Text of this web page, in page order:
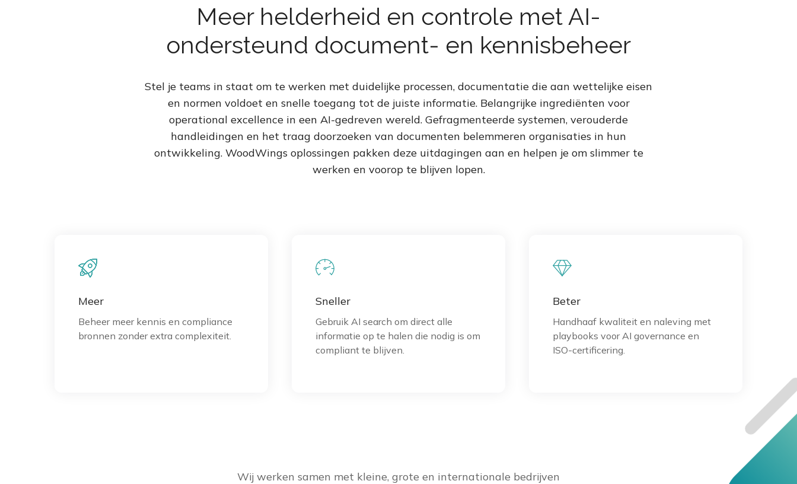
Meer helderheid en controle met AI-
ondersteund document- en kennisbeheer
Stel je teams in staat om te werken met duidelijke processen, documentatie die aan wettelijke eisen
en normen voldoet en snelle toegang tot de juiste informatie. Belangrijke ingrediënten voor
operational excellence in een AI-gedreven wereld. Gefragmenteerde systemen, verouderde
handleidingen en het traag doorzoeken van documenten belemmeren organisaties in hun
ontwikkeling. WoodWings oplossingen pakken deze uitdagingen aan en helpen je om slimmer te
werken en voorop te blijven lopen.
Meer
Beheer meer kennis en compliance
bronnen zonder extra complexiteit.
Sneller
Gebruik AI search om direct alle
informatie op te halen die nodig is om
compliant te blijven.
Beter
Handhaaf kwaliteit en naleving met
playbooks voor AI governance en
ISO-certificering.
Wij werken samen met kleine, grote en internationale bedrijven